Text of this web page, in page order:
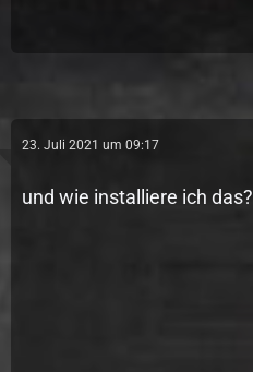
23. Juli 2021 um 09:17
und wie installiere ich das?